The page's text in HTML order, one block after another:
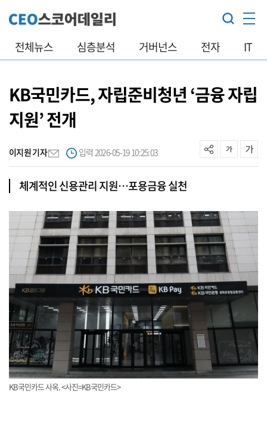
전체뉴스 심층분석 거버넌스 전자 IT
KB국민카드, 자립준비청년 ‘금융 자립
지원’ 전개
이지원 기자 입력 2026-05-19 10:25:03
체계적인 신용관리 지원…포용금융 실천
KB국민카드 사옥. <사진=KB국민카드>